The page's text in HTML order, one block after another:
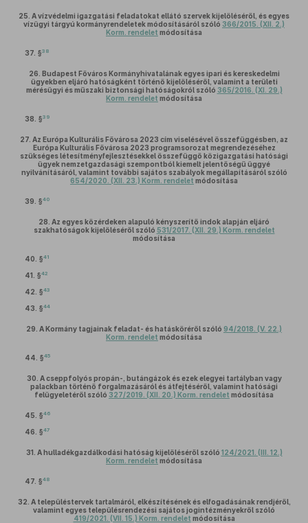
25. A vízvédelmi igazgatási feladatokat ellátó szervek kijelöléséről, és egyes
vízügyi tárgyú kormányrendeletek módosításáról szóló 366/2015. (XII. 2.)
Korm. rendelet módosítása
37. §38
26. Budapest Főváros Kormányhivatalának egyes ipari és kereskedelmi
ügyekben eljáró hatóságként történő kijelöléséről, valamint a területi
mérésügyi és műszaki biztonsági hatóságokról szóló 365/2016. (XI. 29.)
Korm. rendelet módosítása
38. §39
27. Az Európa Kulturális Fővárosa 2023 cím viselésével összefüggésben, az
Európa Kulturális Fővárosa 2023 programsorozat megrendezéséhez
szükséges létesítményfejlesztésekkel összefüggő közigazgatási hatósági
ügyek nemzetgazdasági szempontból kiemelt jelentőségű üggyé
nyilvánításáról, valamint további sajátos szabályok megállapításáról szóló
654/2020. (XII. 23.) Korm. rendelet módosítása
39. §40
28. Az egyes közérdeken alapuló kényszerítő indok alapján eljáró
szakhatóságok kijelöléséről szóló 531/2017. (XII. 29.) Korm. rendelet
módosítása
40. §41
41. §42
42. §43
43. §44
29. A Kormány tagjainak feladat- és hatásköréről szóló 94/2018. (V. 22.)
Korm. rendelet módosítása
44. §45
30. A cseppfolyós propán-, butángázok és ezek elegyei tartályban vagy
palackban történő forgalmazásáról és átfejtéséről, valamint hatósági
felügyeletéről szóló 327/2019. (XII. 20.) Korm. rendelet módosítása
45. §46
46. §47
31. A hulladékgazdálkodási hatóság kijelöléséről szóló 124/2021. (III. 12.)
Korm. rendelet módosítása
47. §48
32. A településtervek tartalmáról, elkészítésének és elfogadásának rendjéről,
valamint egyes településrendezési sajátos jogintézményekről szóló
419/2021. (VII. 15.) Korm. rendelet módosítása